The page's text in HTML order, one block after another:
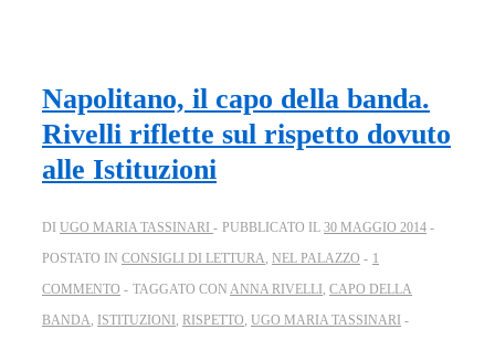
Napolitano, il capo della banda.
Rivelli riflette sul rispetto dovuto
alle Istituzioni
DI UGO MARIA TASSINARI PUBBLICATO IL 30 MAGGIO 2014
POSTATO IN CONSIGLI DI LETTURA, NEL PALAZZO
1
COMMENTO
TAGGATO CON ANNA RIVELLI , CAPO DELLA
BANDA, ISTITUZIONI , RISPETTO, UGO MARIA TASSINARI